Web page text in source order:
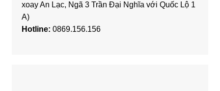
xoay An Lạc, Ngã 3 Trần Đại Nghĩa với Quốc Lộ 1
A)
Hotline: 0869.156.156